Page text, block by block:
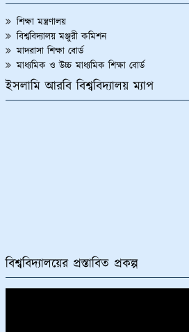
শিক্ষা মন্ত্রণালয়
বিশ্ববিদ্যালয় মঞ্জুরী কমিশন
মাদরাসা শিক্ষা বোর্ড
মাধ্যমিক ও উচ্চ মাধ্যমিক শিক্ষা বোর্ড
ইসলামি আরবি বিশ্ববিদ্যালয় ম্যাপ
বিশ্ববিদ্যালয়ের প্রস্তাবিত প্রকল্প